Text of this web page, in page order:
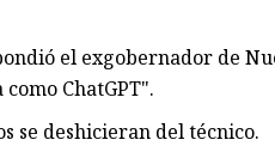
el exgobernador de
ChatGPT".
se deshicieran del técnico.